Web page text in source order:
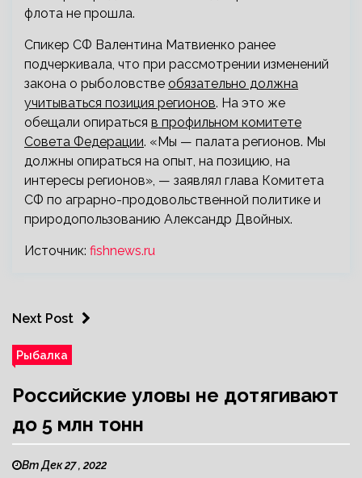
флота не прошла.
Спикер СФ Валентина Матвиенко ранее
подчеркивала, что при рассмотрении изменений
закона о рыболовстве обязательно должна
учитываться позиция регионов. На это же
обещали опираться в профильном комитете
Совета Федерации. «Мы — палата регионов. Мы
должны опираться на опыт, на позицию, на
интересы регионов», — заявлял глава Комитета
СФ по аграрно-продовольственной политике и
природопользованию Александр Двойных.
Источник: fishnews.ru
Next Post
Рыбалка
Российские уловы не дотягивают
до 5 млн тонн
Вт Дек 27 , 2022